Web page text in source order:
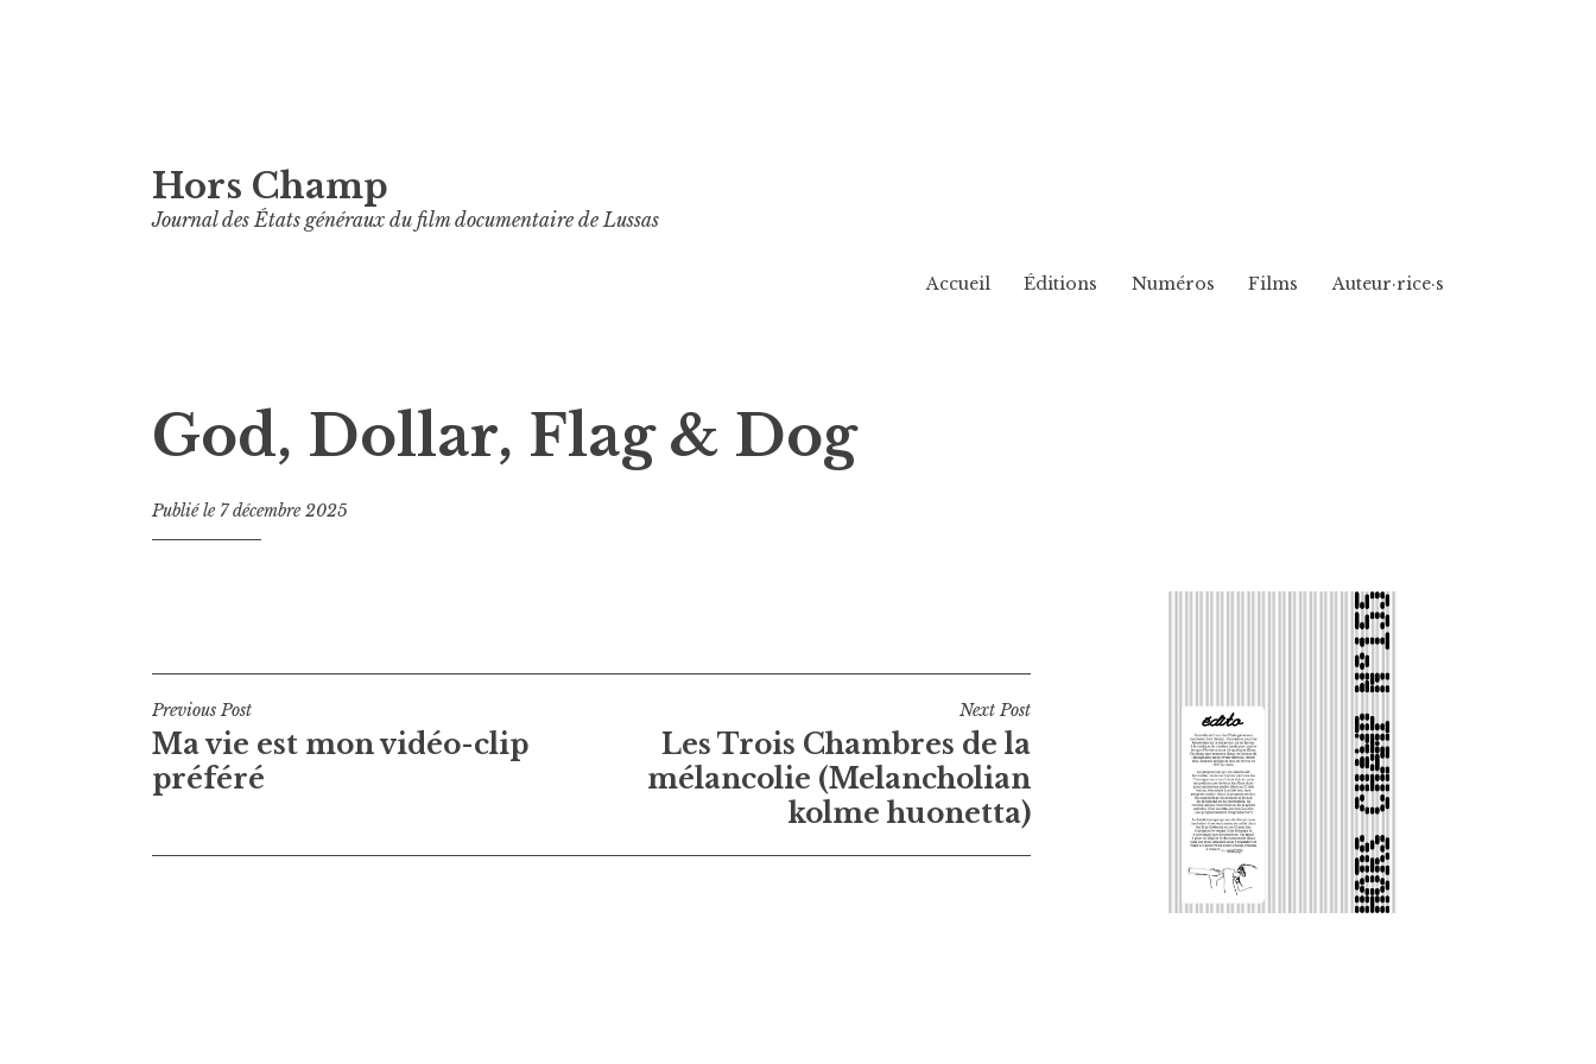
au
contenu
Hors Champ
Journal des États généraux du film documentaire de Lussas
Accueil Éditions Numéros Films Auteur·rice·s
God, Dollar, Flag & Dog
Publié le 7 décembre 2025
Navigation
de
l’article
Previous Post
Ma vie est mon vidéo-clip
préféré
Next Post
Les Trois Chambres de la
mélancolie (Melancholian
kolme huonetta)